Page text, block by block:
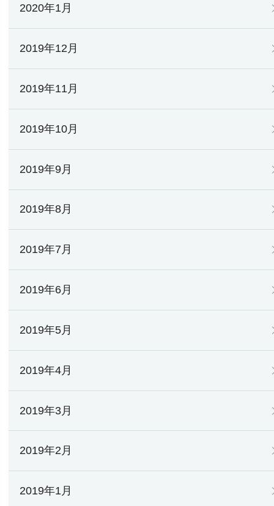
2020年1月
2019年12月
2019年11月
2019年10月
2019年9月
2019年8月
2019年7月
2019年6月
2019年5月
2019年4月
2019年3月
2019年2月
2019年1月